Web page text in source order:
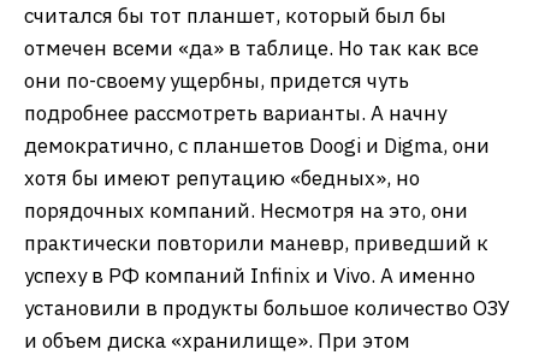
считался бы тот планшет, который был бы
отмечен всеми «да» в таблице. Но так как все
они по-своему ущербны, придется чуть
подробнее рассмотреть варианты. А начну
демократично, с планшетов Doogi и Digma, они
хотя бы имеют репутацию «бедных», но
порядочных компаний. Несмотря на это, они
практически повторили маневр, приведший к
успеху в РФ компаний Infinix и Vivo. А именно
установили в продукты большое количество ОЗУ
и объем диска «хранилище». При этом